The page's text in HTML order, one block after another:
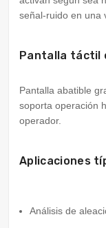
señal-ruido en una
Pantalla táctil
Pantalla abatible
soporta operación
operador.
Aplicaciones
Análisis de